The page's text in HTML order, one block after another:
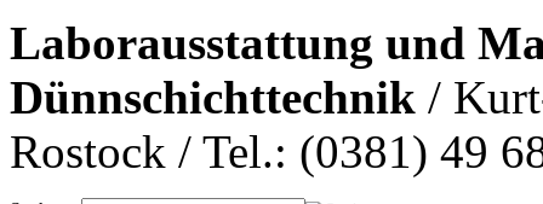
Laborausstattung und
Dünnschichttechnik /
Rostock / Tel.: (0381) 49